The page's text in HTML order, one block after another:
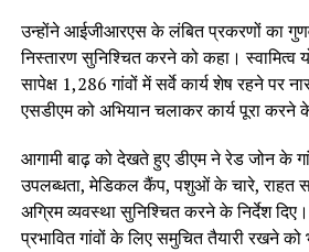
उन्होंने आईजीआरएस के लंबित प्रकरणों का
निस्तारण सुनिश्चित करने को कहा। स्वामित्व
सापेक्ष 1,286 गांवों में सर्वे कार्य शेष रहने पर
एसडीएम को अभियान चलाकर कार्य पूरा करने के
आगामी बाढ़ को देखते हुए डीएम ने रेड जोन के
उपलब्धता, मेडिकल कैंप, पशुओं के चारे, राहत
अग्रिम व्यवस्था सुनिश्चित करने के निर्देश
प्रभावित गांवों के लिए समुचित तैयारी रखने को